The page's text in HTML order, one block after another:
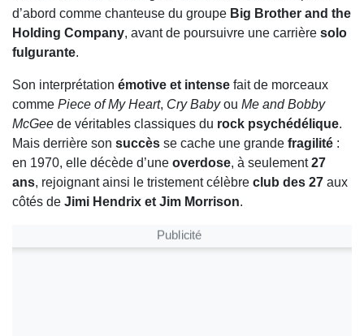
d’abord comme chanteuse du groupe Big Brother and the
Holding Company, avant de poursuivre une carrière solo
fulgurante.
Son interprétation émotive et intense fait de morceaux
comme Piece of My Heart, Cry Babyou Me and Bobby
McGee de véritables classiques du rock psychédélique.
Mais derrière son succès se cache une grande fragilité :
en 1970, elle décède d’une overdose, à seulement27
ans, rejoignant ainsi le tristement célèbre club des 27 aux
côtés de Jimi Hendrix et Jim Morrison.
Publicité